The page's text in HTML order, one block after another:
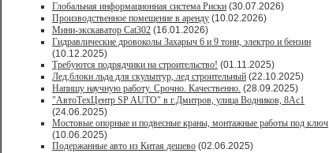
Глобальная информационная система Риски (30.07.2026)
Производственное помещение в аренду (10.02.2026)
Мини-экскаватор Cat302 (16.01.2026)
Гидравлические дровоколы Захарыч 6 и 9 тонн, электро и бензин
(10.12.2025)
Требуются подрядчики на строительство! (01.11.2025)
Лед,блоки льда для скульптур, лед строительный (22.10.2025)
Напишу научную работу. Срочно. Качественно. (28.09.2025)
"АвтоТехЦентр SP AUTO" в г.Дмитров, улица Водников, 8Ас1
(24.06.2025)
Мостовые опорные и подвесные краны, монтажные работы под ключ
(10.06.2025)
Подержанные авто из Китая дешево (02.06.2025)